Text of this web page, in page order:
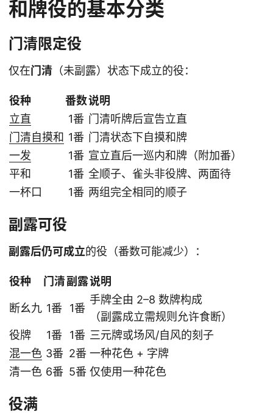
和牌役的基本分类
门清限定役
仅在门清 （未副露）状态下成立的役：
役种 番数说明
立直
1番 门清听牌后宣告立直
门清自摸和 1番 门清状态下自摸和牌
一发
1番 宣立直后一巡内和牌（附加番）
平和
1番 全顺子、雀头非役牌、两面待
一杯口
1番 两组完全相同的顺子
副露可役
副露后仍可成立的役（番数可能减少）：
役种 门清副露说明
断幺九 1番 1番
手牌全由 2–8 数牌构成
（副露成立需规则允许食断）
役牌
1番 1番 三元牌或场风/自风的刻子
混一色 3番 2番 一种花色 + 字牌
清一色 6番 5番 仅使用一种花色
役满